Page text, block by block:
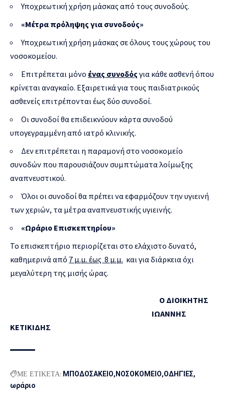
Υποχρεωτική χρήση μάσκας από τους συνοδούς.
«Μέτρα πρόληψης για συνοδούς»
Υποχρεωτική χρήση μάσκας σε όλους τους χώρους του
νοσοκομείου.
Επιτρέπεται μόνο ένας συνοδόςγια κάθε ασθενή όπου
κρίνεται αναγκαίο. Εξαιρετικά για τους παιδιατρικούς
ασθενείς επιτρέπονται έως δύο συνοδοί.
Οι συνοδοί θα επιδεικνύουν κάρτα συνοδού
υπογεγραμμένη από ιατρό κλινικής.
Δεν επιτρέπεται η παραμονή στο νοσοκομείο
συνοδών που παρουσιάζουν συμπτώματα λοίμωξης
αναπνευστικού.
Όλοι οι συνοδοί θα πρέπει να εφαρμόζουν την υγιεινή
των χεριών, τα μέτρα αναπνευστικής υγιεινής.
«Ωράριο Επισκεπτηρίου»
Το επισκεπτήριο περιορίζεται στο ελάχιστο δυνατό,
καθημερινά από 7 μ.μ. έως 8 μ.μ. και για διάρκεια όχι
μεγαλύτερη της μισής ώρας.
Ο ΔΙΟΙΚΗΤΗΣ
ΙΩΑΝΝΗΣ
ΚΕΤΙΚΙΔΗΣ
ΜΕ ΕΤΙΚΕΤΑ: ΜΠΟΔΟΣΑΚΕΙΟ ΝΟΣΟΚΟΜΕΙΟ ΟΔΗΓΊΕΣ
ωράριο